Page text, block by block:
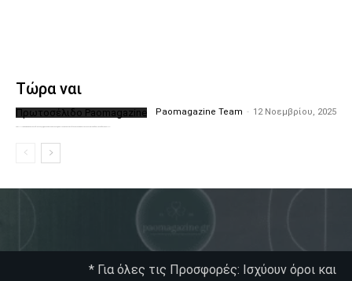
Τώρα ναι
Πρωτοσέλιδο Paomagazine Paomagazine Team - 12 Νοεμβρίου, 2025
* Για όλες τις Προσφορές: Ισχύουν όροι και